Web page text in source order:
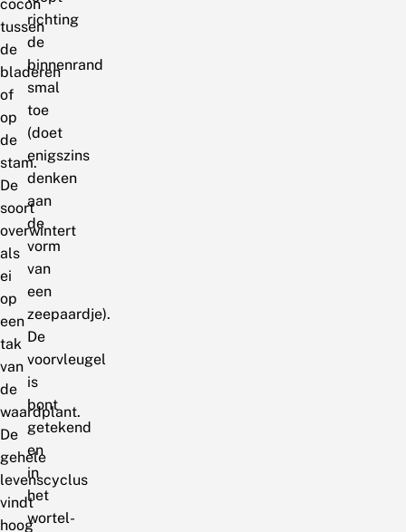
cocon
tussen
de
bladeren
of
op
de
stam.
De
soort
overwintert
als
ei
op
een
tak
van
de
waardplant.
De
gehele
levenscyclus
vindt
hoog
richting
de
binnenrand
smal
toe
(doet
enigszins
denken
aan
de
vorm
van
een
zeepaardje).
De
voorvleugel
is
bont
getekend
en
in
het
wortel-